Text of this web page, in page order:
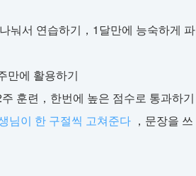
눠서 연습하기，1달만에 능숙하게 파
만에 활용하기
주 훈련，한번에 높은 점수로 통과하기
님이 한 구절씩 고쳐준다 ，문장을 쓰